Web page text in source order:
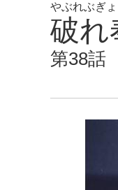
やぶれぶぎょ
破れ
第38話